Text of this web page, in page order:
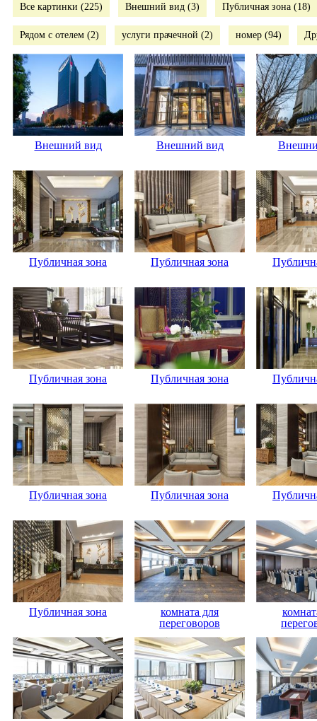
Все картинки (225) Внешний вид (3) Публичная зона (18)
Рядом с отелем (2) услуги прачечной (2) номер (94)
Внешний вид Внешний вид
Публичная зона Публичная зона
Публичная зона Публичная зона
Публичная зона Публичная зона
Публичная зона
комната для
переговоров